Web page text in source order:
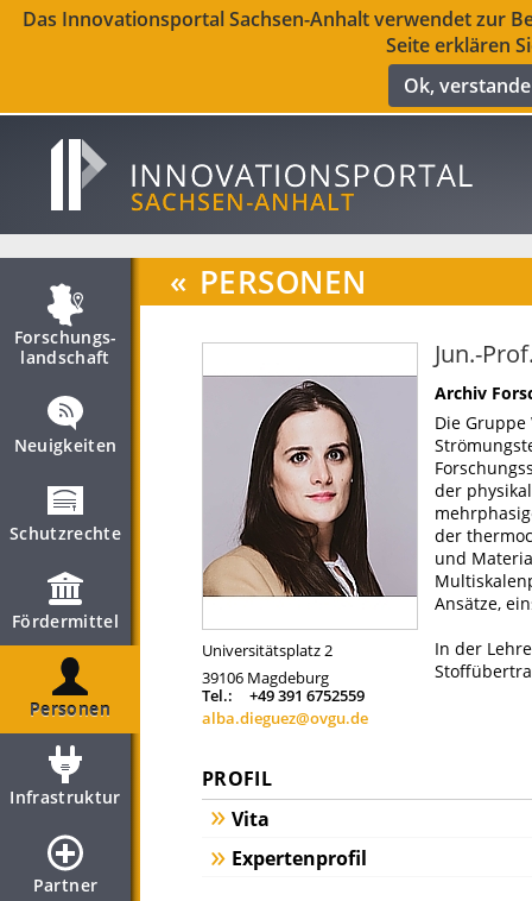
Das Innovationsportal Sachsen-Anhalt verwendet zur
Seite erklären
Ok,
Forschungs­
landschaft
Neuigkeiten
Schutzrechte
Fördermittel
Personen
Infrastruktur
Partner
« PERSONEN
Universitätsplatz 2
39106 Magdeburg
Tel.:
+49 391 6752559
alba.dieguez@ovgu.de
Jun.-
Archiv
Die
der
der
und
Ansätze,
In der
PROFIL
Vita
Expertenprofil